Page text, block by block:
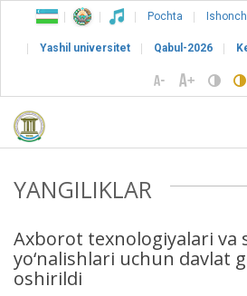
Pochta
Yashil universitet Qabul-2026
YANGILIKLAR
Axborot texnologiyalari va
yo‘nalishlari uchun davlat
oshirildi